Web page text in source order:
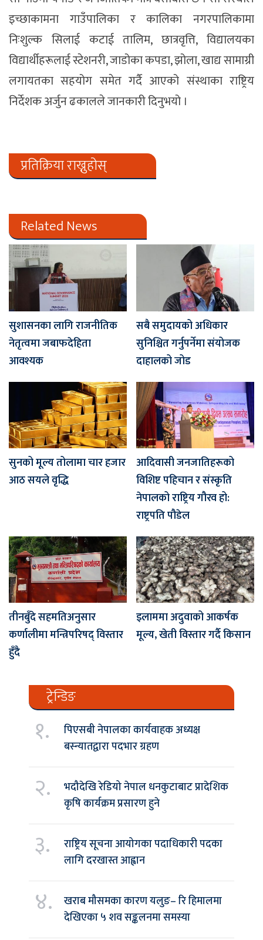
इच्छाकामना गाउँपालिका र कालिका नगरपालिकामा
निःशुल्क सिलाई कटाई तालिम, छात्रवृत्ति, विद्यालयका
विद्यार्थीहरूलाई स्टेशनरी, जाडोका कपडा, झोला, खाद्य सामाग्री
लगायतका सहयोग समेत गर्दै आएको संस्थाका राष्ट्रिय
निर्देशक अर्जुन ढकालले जानकारी दिनुभयो ।
प्रतिक्रिया राख्नुहोस्
Related News
सुशासनका लागि राजनीतिक
नेतृत्वमा जबाफदेहिता
आवश्यक
सबै समुदायको अधिकार
सुनिश्चित गर्नुपर्नेमा संयोजक
दाहालको जोड
सुनको मूल्य तोलामा चार हजार
आठ सयले वृद्धि
आदिवासी जनजातिहरूको
विशिष्ट पहिचान र संस्कृति
नेपालको राष्ट्रिय गौरव हो:
राष्ट्रपति पौडेल
तीनबुँदे सहमतिअनुसार
कर्णालीमा मन्त्रिपरिषद् विस्तार
हुँदै
इलाममा अदुवाको आकर्षक
मूल्य, खेती विस्तार गर्दै किसान
ट्रेन्डिङ
१.
पिएसबी नेपालका कार्यवाहक अध्यक्ष
बस्न्यातद्वारा पदभार ग्रहण
२.
भदौदेखि रेडियो नेपाल धनकुटाबाट प्रादेशिक
कृषि कार्यक्रम प्रसारण हुने
३.
राष्ट्रिय सूचना आयोगका पदाधिकारी पदका
लागि दरखास्त आह्वान
४.
खराब मौसमका कारण यलुङ– रि हिमालमा
देखिएका ५ शव सङ्कलनमा समस्या